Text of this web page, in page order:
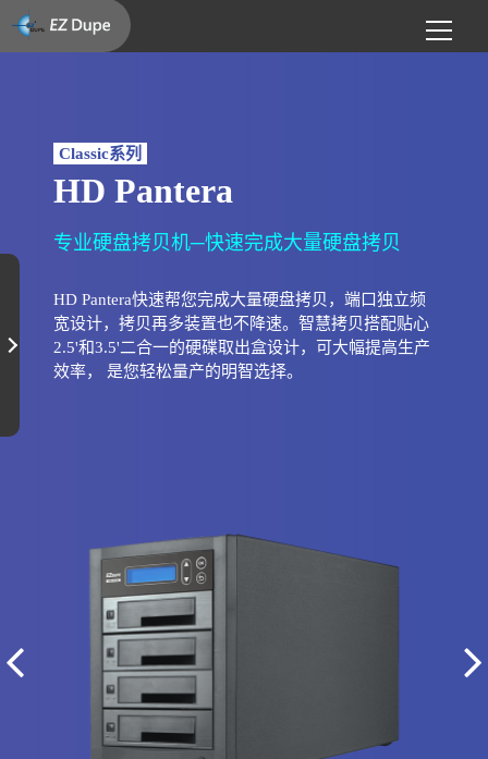
Classic系列
HD Pantera
专业硬盘拷贝机─快速完成大量硬盘拷贝
HD Pantera快速帮您完成大量硬盘拷贝，端口独立频
宽设计，拷贝再多装置也不降速。智慧拷贝搭配贴心
2.5'和3.5'二合一的硬碟取出盒设计，可大幅提高生产
效率， 是您轻松量产的明智选择。